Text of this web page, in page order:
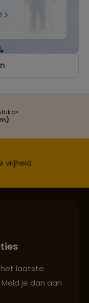
•
cultuur en milieu
het laatste
je dan aan